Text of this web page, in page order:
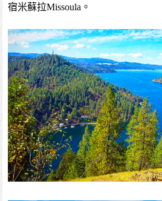
宿米蘇拉Missoula。